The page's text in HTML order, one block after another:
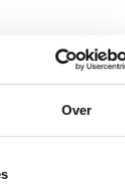
Over
niet alleen
fan bent.